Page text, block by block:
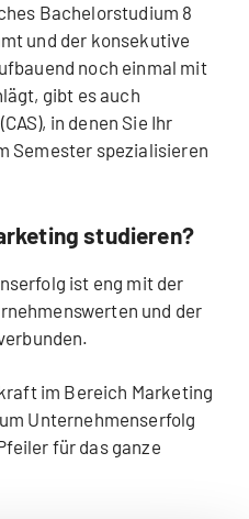
Bachelorstudium 8
und der konsekutive
noch einmal mit
gibt es auch
in denen Sie Ihr
Semester spezialisieren
studieren?
ist eng mit der
und der
im Bereich Marketing
Unternehmenserfolg
für das ganze